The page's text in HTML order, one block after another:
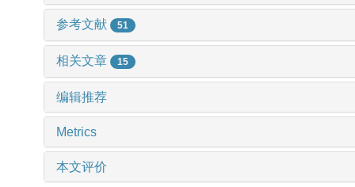
参考文献 51
相关文章 15
编辑推荐
Metrics
本文评价